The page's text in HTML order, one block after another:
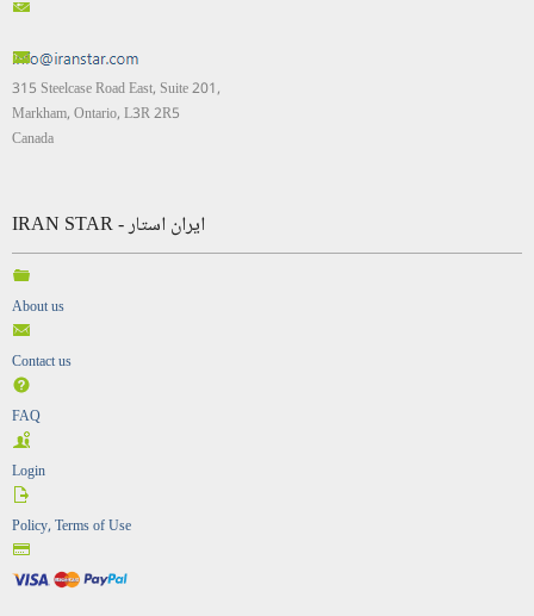
315 Steelcase Road East, Suite 201,
Markham, Ontario, L3R 2R5
Canada
IRAN STAR - ایران استار
About us
Contact us
FAQ
Login
Policy, Terms of Use